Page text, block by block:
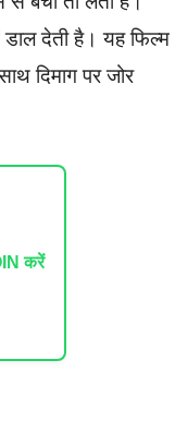
देती है। यह फिल्म
दिमाग पर जोर
करें